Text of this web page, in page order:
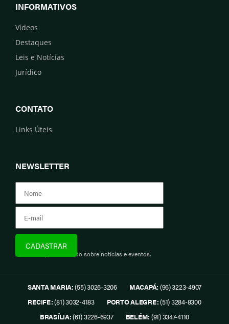
INFORMATIVOS
Vídeos
Destaques
Leis e Notícias
Jurídico
CONTATO
Links Úteis
NEWSLETTER
Assine e fique informado sobre notícias e eventos.
SANTA MARIA:(55) 3026-3206 MACAPÁ: (96) 3223-4907
RECIFE:(81) 3032-4183 PORTO ALEGRE:(51) 3284-8300
BRASÍLIA:(61) 3226-6937 BELÉM: (91) 3347-4110